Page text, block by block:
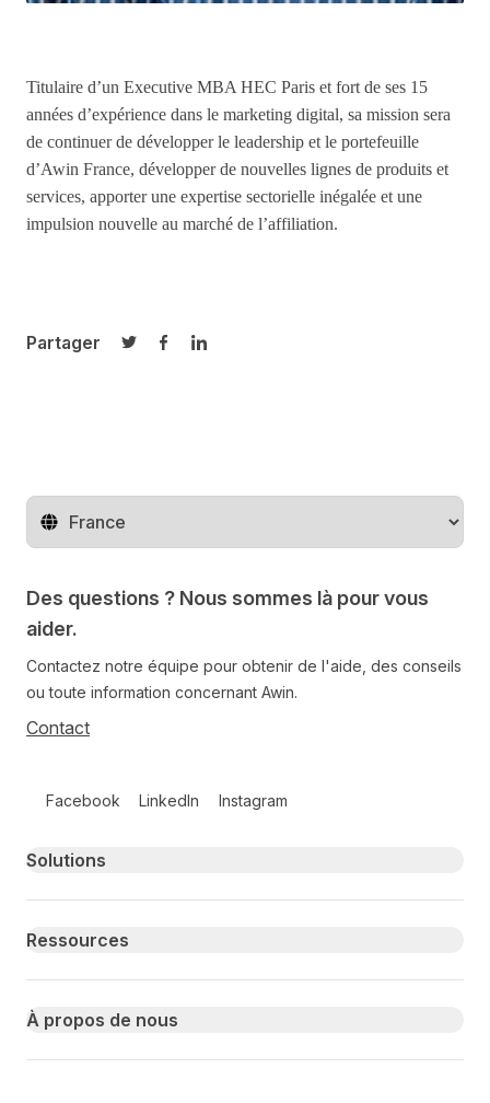
Titulaire d’un Executive MBA HEC Paris et fort de ses 15
années d’expérience dans le marketing digital, sa mission sera
de continuer de développer le leadership et le portefeuille
d’Awin France, développer de nouvelles lignes de produits et
services, apporter une expertise sectorielle inégalée et une
impulsion nouvelle au marché de l’affiliation.
Partager
Partager sur Twitter
Partager sur Facebook
Partager sur LinkedIn
Changer de pays
Des questions ? Nous sommes là pour vous
aider.
Contactez notre équipe pour obtenir de l'aide, des conseils
ou toute information concernant Awin.
Contact
Facebook LinkedIn Instagram
Primary footer navigation
Solutions
Ressources
À propos de nous